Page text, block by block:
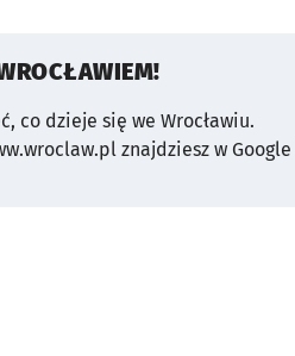
co dzieje się we Wrocławiu.
znajdziesz w Google